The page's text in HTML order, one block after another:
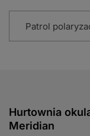
Patrol
Hurtownia
Meridian